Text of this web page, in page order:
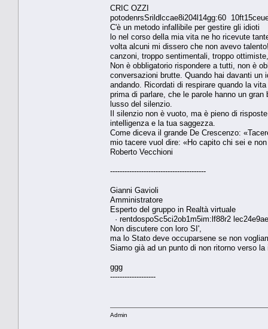
CRIC OZZI
potodenrsSrildlccae8i204l14gg:60
C'è un metodo infallibile per gestire gli idioti
lo nel corso della mia vita ne ho ricevute
volta alcuni mi dissero che non avevo
canzoni, troppo sentimentali, troppo
Non è obbligatorio rispondere a tutti, non è
conversazioni brutte. Quando hai davanti
andando. Ricordati di respirare quando la
prima di parlare, che le parole hanno un
lusso del silenzio.
Il silenzio non è vuoto, ma è pieno di
intelligenza e la tua saggezza.
Come diceva il grande De Crescenzo:
mio tacere vuol dire: «Ho capito chi sei e
Roberto Vecchioni
----------------------------------------
Gianni Gavioli
Amministratore
Esperto del gruppo in Realtà virtuale
· rentdospoSc5ci2ob1m5im:lf88r2
Non discutere con loro SI',
ma lo Stato deve occuparsene se non
Siamo già ad un punto di non ritorno verso
ggg
-------------------
Admin